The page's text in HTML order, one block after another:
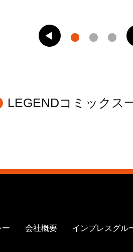
LEGENDコミックス
ー 会社概要 インプレスグル